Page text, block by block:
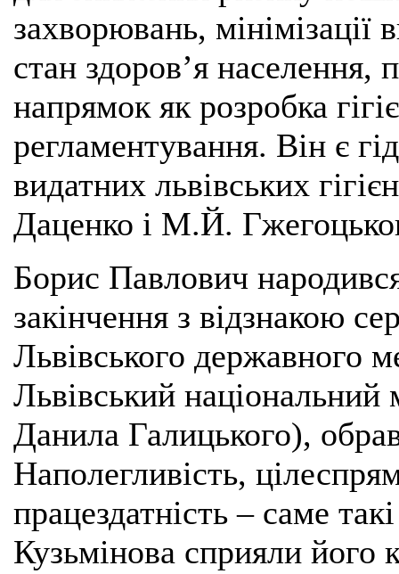
захворювань, мінімізації
стан здоров’я населення,
напрямок як розробка
регламентування. Він є
видатних львівських
Даценко і М.Й.
Борис Павлович
закінчення з відзнакою
Львівського державного
Львівський національний
Данила Галицького),
Наполегливість,
працездатність – саме
Кузьмінова сприяли його